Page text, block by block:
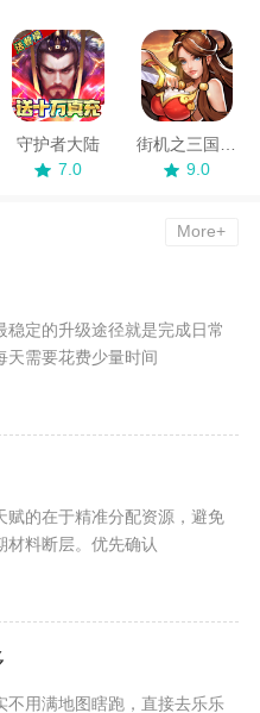
守护者大陆
7.0
9.0
More+
稳定的升级途径就是完成日常
天需要花费少量时间
赋的在于精准分配资源，避免
材料断层。优先确认
不用满地图瞎跑，直接去乐乐